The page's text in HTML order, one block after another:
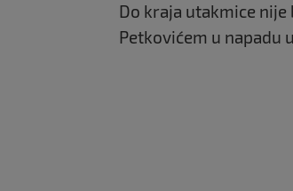
Do kraja utakmice
Petkovićem u napadu